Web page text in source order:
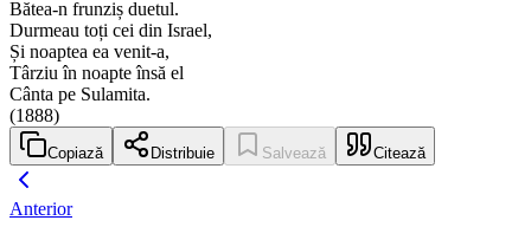
Bătea-n frunziș duetul.
Durmeau toți cei din Israel,
Și noaptea ea venit-a,
Târziu în noapte însă el
Cânta pe Sulamita.
(1888)
Copiază Distribuie Salvează Citează
Anterior